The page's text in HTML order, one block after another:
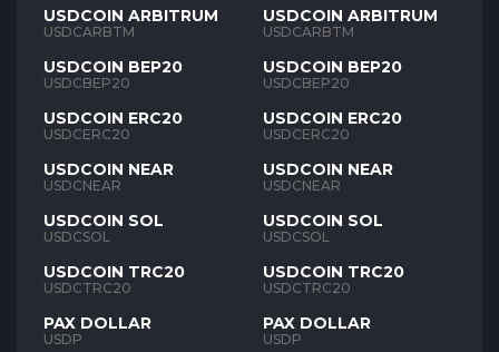
USDCOIN ARBITRUM
USDCARBTM
USDCOIN BEP20
USDCBEP20
USDCOIN ERC20
USDCERC20
USDCOIN NEAR
USDCNEAR
USDCOIN SOL
USDCSOL
USDCOIN TRC20
USDCTRC20
PAX DOLLAR
USDP
USDCOIN ARBITRUM
USDCARBTM
USDCOIN BEP20
USDCBEP20
USDCOIN ERC20
USDCERC20
USDCOIN NEAR
USDCNEAR
USDCOIN SOL
USDCSOL
USDCOIN TRC20
USDCTRC20
PAX DOLLAR
USDP